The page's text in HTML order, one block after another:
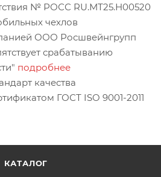
№ РОСС RU.МТ25.Н00520
чехлов
ООО Росшвейнгрупп
срабатыванию
подробнее
качества
ГОСТ ISO 9001-2011
КАТАЛОГ